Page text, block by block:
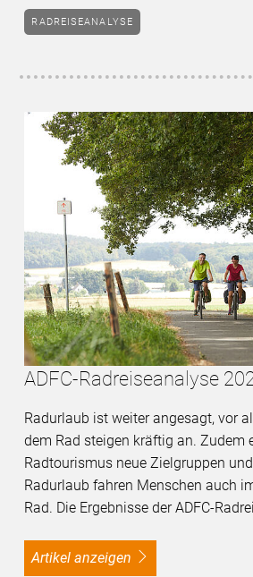
RADREISEANALYSE
ADFC-Radreiseanalyse
Radurlaub ist weiter angesagt, vor
dem Rad steigen kräftig an. Zudem
Radtourismus neue Zielgruppen
Radurlaub fahren Menschen auch
Rad. Die Ergebnisse der ADFC-
Artikel anzeigen